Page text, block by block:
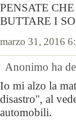
PENSATE
BUTTARE I
marzo 31, 2016
Anonimo ha
Io mi alzo la
disastro", al
automobili.